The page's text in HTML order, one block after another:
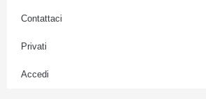
m
Contattaci
Privati
Accedi